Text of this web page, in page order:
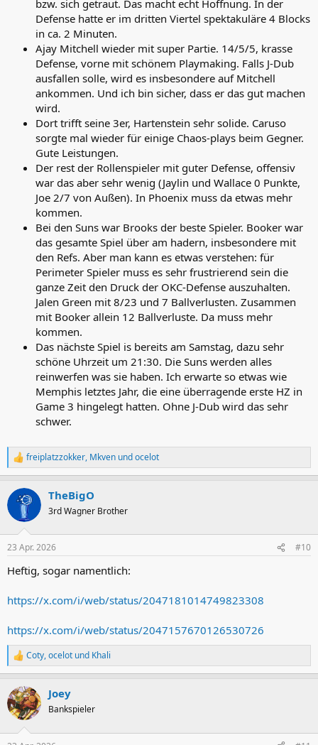
bzw. sich getraut. Das macht echt Hoffnung. In der
Defense hatte er im dritten Viertel spektakuläre 4 Blocks
in ca. 2 Minuten.
Ajay Mitchell wieder mit super Partie. 14/5/5, krasse
Defense, vorne mit schönem Playmaking. Falls J-Dub
ausfallen solle, wird es insbesondere auf Mitchell
ankommen. Und ich bin sicher, dass er das gut machen
wird.
Dort trifft seine 3er, Hartenstein sehr solide. Caruso
sorgte mal wieder für einige Chaos-plays beim Gegner.
Gute Leistungen.
Der rest der Rollenspieler mit guter Defense, offensiv
war das aber sehr wenig (Jaylin und Wallace 0 Punkte,
Joe 2/7 von Außen). In Phoenix muss da etwas mehr
kommen.
Bei den Suns war Brooks der beste Spieler. Booker war
das gesamte Spiel über am hadern, insbesondere mit
den Refs. Aber man kann es etwas verstehen: für
Perimeter Spieler muss es sehr frustrierend sein die
ganze Zeit den Druck der OKC-Defense auszuhalten.
Jalen Green mit 8/23 und 7 Ballverlusten. Zusammen
mit Booker allein 12 Ballverluste. Da muss mehr
kommen.
Das nächste Spiel is bereits am Samstag, dazu sehr
schöne Uhrzeit um 21:30. Die Suns werden alles
reinwerfen was sie haben. Ich erwarte so etwas wie
Memphis letztes Jahr, die eine überragende erste HZ in
Game 3 hingelegt hatten. Ohne J-Dub wird das sehr
schwer.
R
e
k
i
e
:
freiplatzzokker, Mkven undocelot
TheBigO
3rd Wagner Brother
23 Apr. 2026 #10
Heftig, sogar namentlich:
https://x.com/i/web/status/2047181014749823308
https://x.com/i/web/status/2047157670126530726
R
e
k
t
i
Coty,ocelot und Khali
Joey
Bankspieler